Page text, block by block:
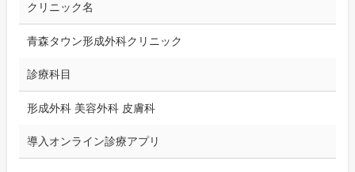
クリニック名
青森タウン形成外科クリニック
診療科目
形成外科 美容外科 皮膚科
導入オンライン診療アプリ